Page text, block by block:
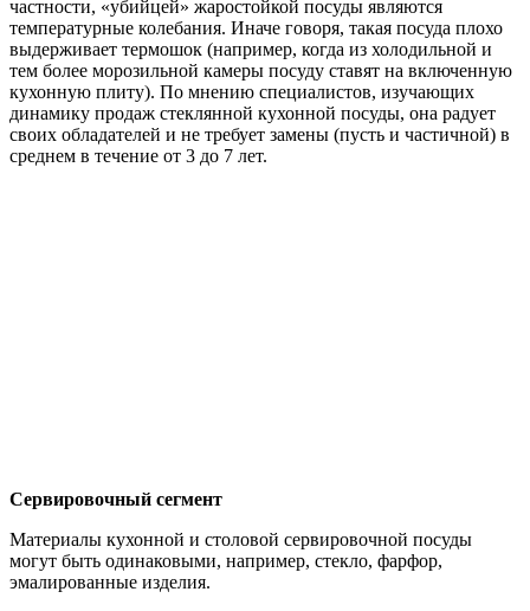
частности, «убийцей» жаростойкой посуды являются
температурные колебания. Иначе говоря, такая посуда плохо
выдерживает термошок (например, когда из холодильной и
тем более морозильной камеры посуду ставят на включенную
кухонную плиту). По мнению специалистов, изучающих
динамику продаж стеклянной кухонной посуды, она радует
своих обладателей и не требует замены (пусть и частичной) в
среднем в течение от 3 до 7 лет.
Сервировочный сегмент
Материалы кухонной и столовой сервировочной посуды
могут быть одинаковыми, например, стекло, фарфор,
эмалированные изделия.